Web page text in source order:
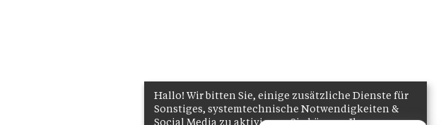
Hallo! Wir bitten Sie, einige zusätzliche Dienste für
Sonstiges, systemtechnische Notwendigkeiten &
Social Media zu aktivieren. Sie können Ihre